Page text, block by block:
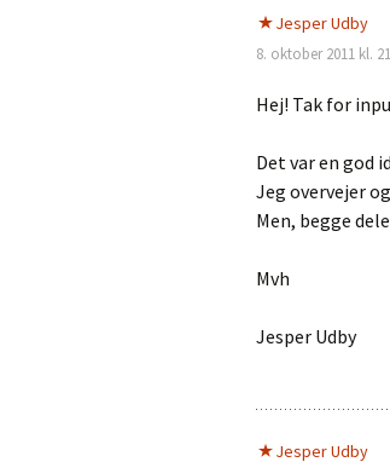
Jesper Udby
8. oktober 2011 kl.
Hej! Tak for
Det var en god
Jeg overvejer
Men, begge
Mvh
Jesper Udby
Jesper Udby